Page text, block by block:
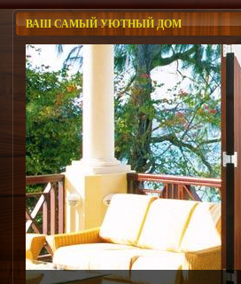
ВАШ САМЫЙ УЮТНЫЙ ДОМ